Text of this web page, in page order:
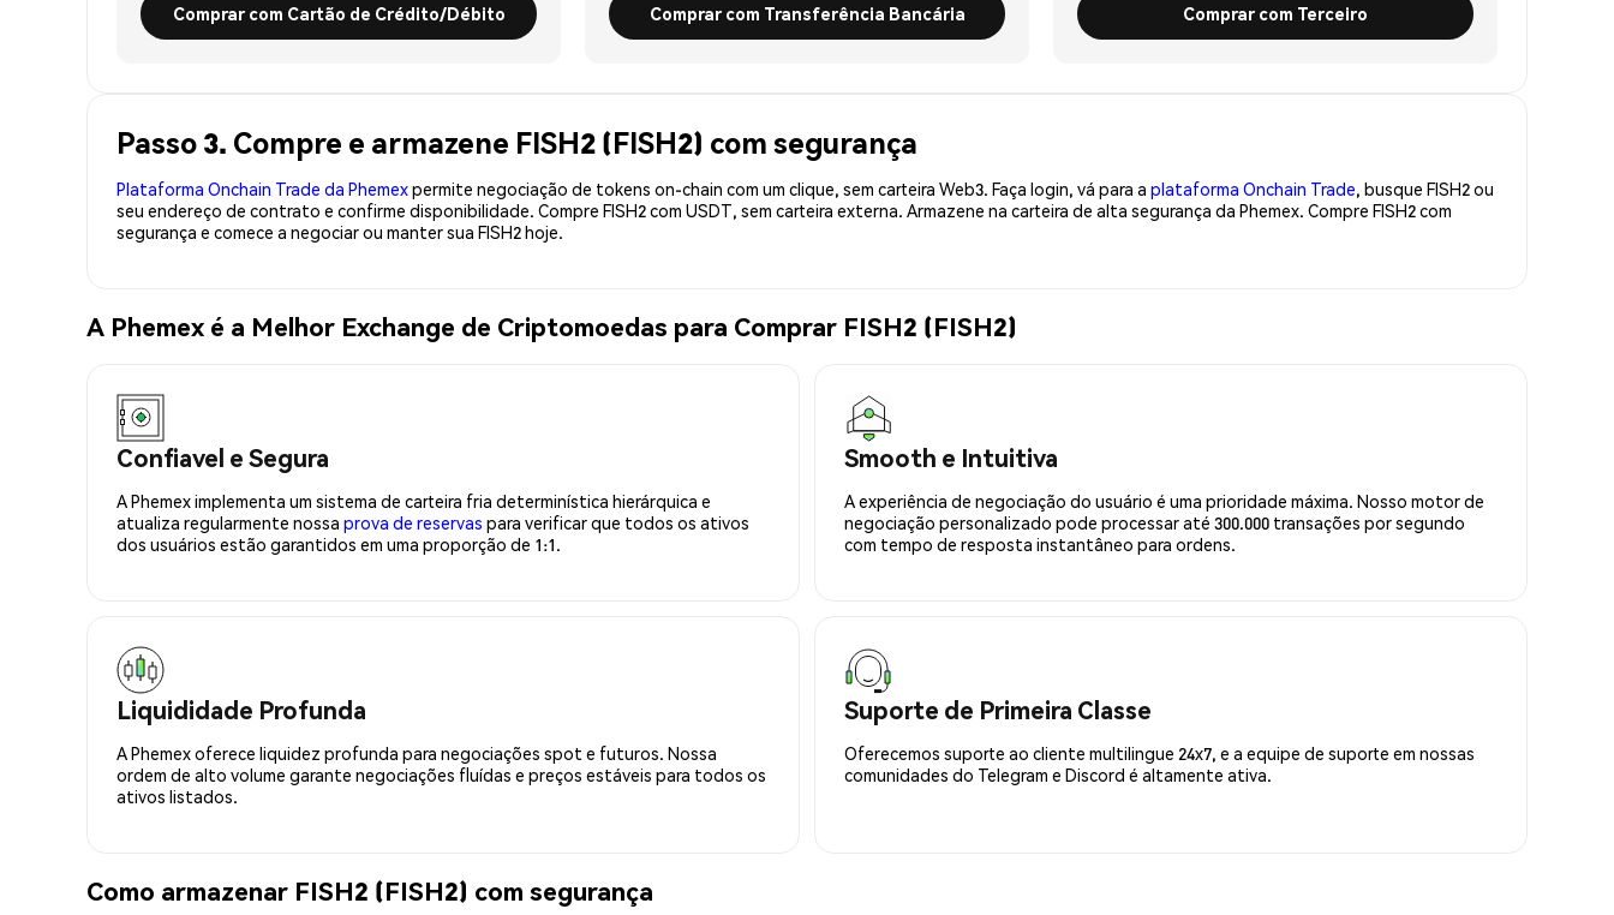
Comprar com Cartão de Crédito/Débito Comprar com Transferência Bancária Comprar com Terceiro
Passo 3. Compre e armazene FISH2 (FISH2) com segurança
Plataforma Onchain Trade da Phemexpermite negociação de tokens on-chain com um clique, sem carteira Web3. Faça login, vá para a plataforma Onchain Trade, busque FISH2 ou
seu endereço de contrato e confirme disponibilidade. Compre FISH2 com USDT, sem carteira externa. Armazene na carteira de alta segurança da Phemex. Compre FISH2 com
segurança e comece a negociar ou manter sua FISH2 hoje.
A Phemex é a Melhor Exchange de Criptomoedas para Comprar FISH2 (FISH2)
Confiavel e Segura
A Phemex implementa um sistema de carteira fria determinística hierárquica e
atualiza regularmente nossa prova de reservas para verificar que todos os ativos
dos usuários estão garantidos em uma proporção de 1:1.
Smooth e Intuitiva
A experiência de negociação do usuário é uma prioridade máxima. Nosso motor de
negociação personalizado pode processar até 300.000 transações por segundo
com tempo de resposta instantâneo para ordens.
Liquididade Profunda
A Phemex oferece liquidez profunda para negociações spot e futuros. Nossa
ordem de alto volume garante negociações fluídas e preços estáveis para todos os
ativos listados.
Suporte de Primeira Classe
Oferecemos suporte ao cliente multilingue 24x7, e a equipe de suporte em nossas
comunidades do Telegram e Discord é altamente ativa.
Como armazenar FISH2 (FISH2) com segurança